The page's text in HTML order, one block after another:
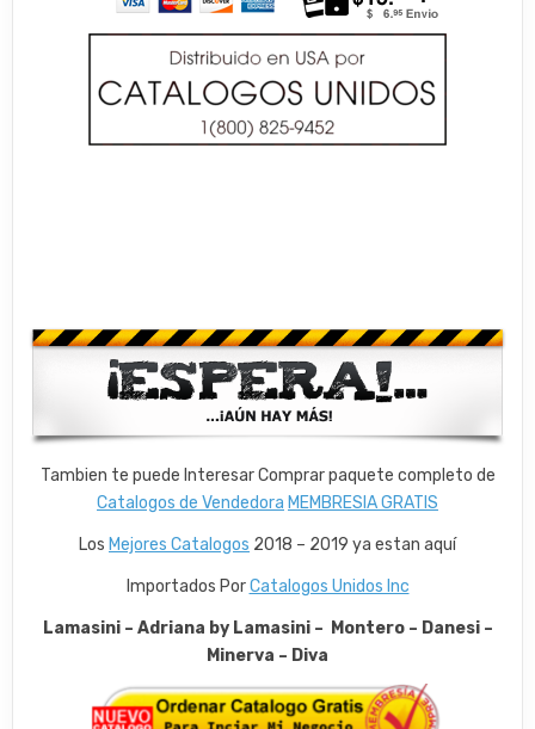
Tambien te puede Interesar Comprar paquete completo de
Catalogos de Vendedora MEMBRESIA GRATIS
Los Mejores Catalogos 2018 – 2019 ya estan aquí
Importados PorCatalogos Unidos Inc
Lamasini – Adriana by Lamasini – Montero – Danesi –
Minerva – Diva